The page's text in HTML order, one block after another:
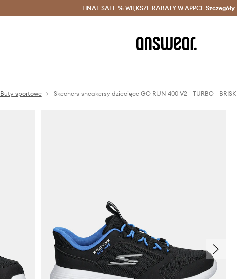
Oszczędzaj z Answear Club > Dostawa nawet w 24h >
FINAL SALE % WIĘKSZE RABATY W APPCE Szczegóły
Buty sportowe Skechers sneakersy dziecięce GO RUN 400 V2 - TURBO - BRISK